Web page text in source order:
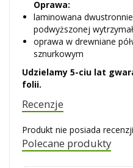
Oprawa:
laminowana
podwyższonej
oprawa w drewniane
sznurkowym
Udzielamy 5-ciu lat
folii.
Recenzje
Produkt nie posiada
Polecane produkty